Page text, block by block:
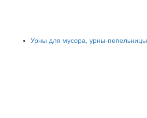
Урны для мусора, урны-пепельницы